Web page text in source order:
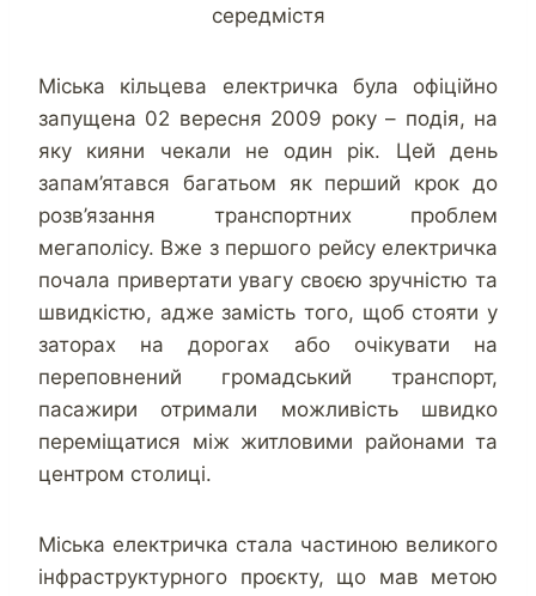
середмістя
Міська кільцева електричка була офіційно
запущена 02 вересня 2009 року – подія, на
яку кияни чекали не один рік. Цей день
запам’ятався багатьом як перший крок до
розв’язання транспортних проблем
мегаполісу. Вже з першого рейсу електричка
почала привертати увагу своєю зручністю та
швидкістю, адже замість того, щоб стояти у
заторах на дорогах або очікувати на
переповнений громадський транспорт,
пасажири отримали можливість швидко
переміщатися між житловими районами та
центром столиці.
Міська електричка стала частиною великого
інфраструктурного проєкту, що мав метою